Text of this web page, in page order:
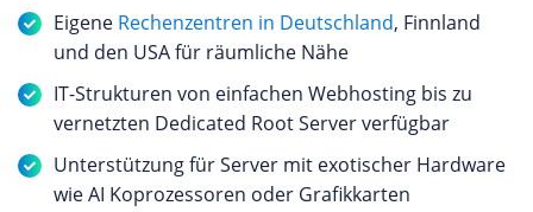
Eigene Rechenzentren in Deutschland, Finnland
und den USA für räumliche Nähe
IT-Strukturen von einfachen Webhosting bis zu
vernetzten Dedicated Root Server verfügbar
Unterstützung für Server mit exotischer Hardware
wie AI Koprozessoren oder Grafikkarten